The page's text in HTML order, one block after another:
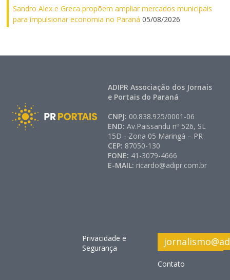
Sandro Alex e Greca propõem ampliar mercados municipais
para impulsionar economia no Paraná 05/08/2026
ADIPR Associação dos Jornais
e Portais do Paraná
CNPJ: 00.838.925/0001-06
END:Av.Paissandu nº 526, SL
15D - Zona 05 Maringá – PR
CEP: 87050-130
FONE: 41-3079-4666
E-MAIL: ricardo@adipr.com.br
Privacidade e
Segurança
Contato